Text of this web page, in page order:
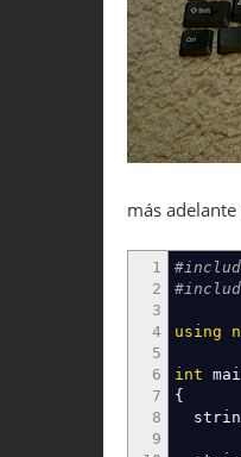
más
1
2
3
4
5
6
7
8
9
using
int
{